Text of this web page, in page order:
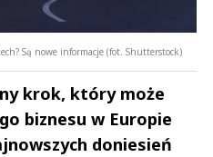
Są nowe informacje (fot. Shutterstock)
krok, który może
biznesu w Europie
doniesień